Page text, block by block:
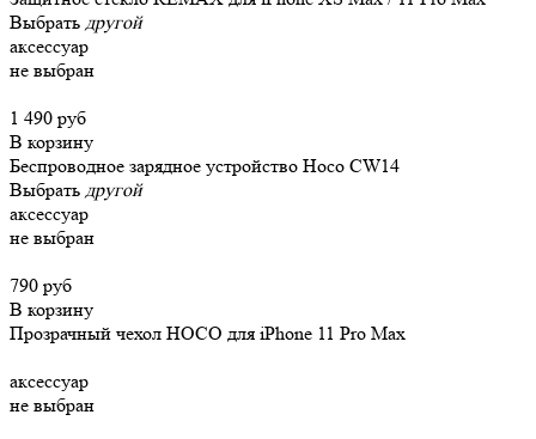
Выбрать другой
аксессуар
не выбран
1 490 руб
В корзину
Беспроводное зарядное устройство Hoco CW14
Выбрать другой
аксессуар
не выбран
790 руб
В корзину
Прозрачный чехол HOCO для iPhone 11 Pro Max
аксессуар
не выбран